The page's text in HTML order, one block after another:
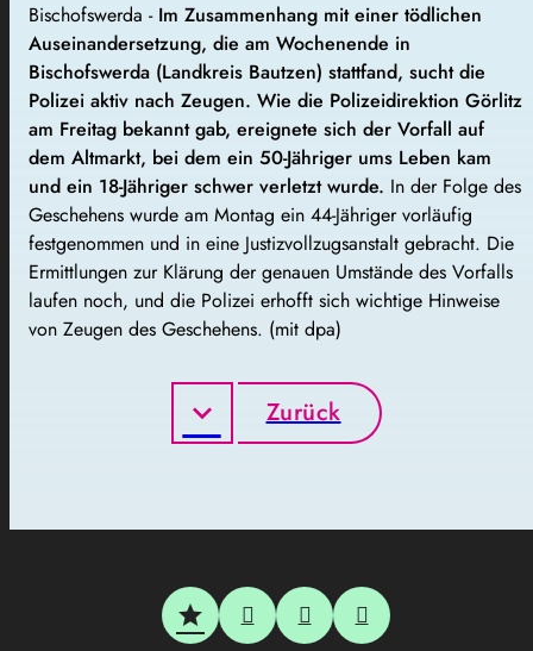
Bischofswerda - Im Zusammenhang mit einer tödlichen
Auseinandersetzung, die am Wochenende in
Bischofswerda (Landkreis Bautzen) stattfand, sucht die
Polizei aktiv nach Zeugen. Wie die Polizeidirektion Görlitz
am Freitag bekannt gab, ereignete sich der Vorfall auf
dem Altmarkt, bei dem ein 50-Jähriger ums Leben kam
und ein 18-Jähriger schwer verletzt wurde. In der Folge des
Geschehens wurde am Montag ein 44-Jähriger vorläufig
festgenommen und in eine Justizvollzugsanstalt gebracht. Die
Ermittlungen zur Klärung der genauen Umstände des Vorfalls
laufen noch, und die Polizei erhofft sich wichtige Hinweise
von Zeugen des Geschehens. (mit dpa)
Zurück